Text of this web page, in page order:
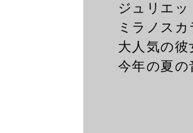
ジュリエ
ミラノス
大人気の
今年の夏の